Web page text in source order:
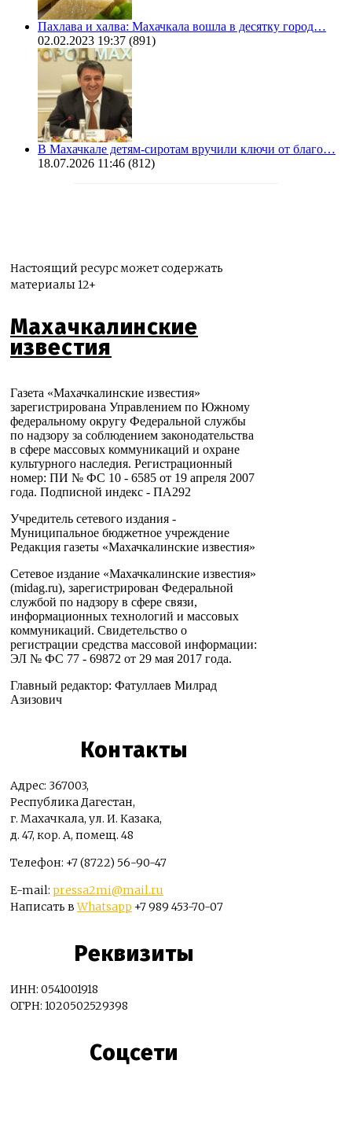
Пахлава и халва: Махачкала вошла в десятку город…
02.02.2023 19:37 (891)
В Махачкале детям-сиротам вручили ключи от благо…
18.07.2026 11:46 (812)
Настоящий ресурс может содержать
материалы 12+
Махачкалинские
известия
Газета «Махачкалинские известия»
зарегистрирована Управлением по Южному
федеральному округу Федеральной службы
по надзору за соблюдением законодательства
в сфере массовых коммуникаций и охране
культурного наследия. Регистрационный
номер: ПИ № ФС 10 - 6585 от 19 апреля 2007
года. Подписной индекс - ПА292
Учредитель сетевого издания -
Муниципальное бюджетное учреждение
Редакция газеты «Махачкалинские известия»
Сетевое издание «Махачкалинские известия»
(midag.ru), зарегистрирован Федеральной
службой по надзору в сфере связи,
информационных технологий и массовых
коммуникаций. Свидетельство о
регистрации средства массовой информации:
ЭЛ № ФС 77 - 69872 от 29 мая 2017 года.
Главный редактор: Фатуллаев Милрад
Азизович
Контакты
Адрес: 367003,
Республика Дагестан,
г. Махачкала, ул. И. Казака,
д. 47, кор. А, помещ. 48
Телефон: +7 (8722) 56-90-47
E-mail: pressa2mi@mail.ru
Написать вWhatsapp +7 989 453-70-07
Реквизиты
ИНН: 0541001918
ОГРН: 1020502529398
Соцсети